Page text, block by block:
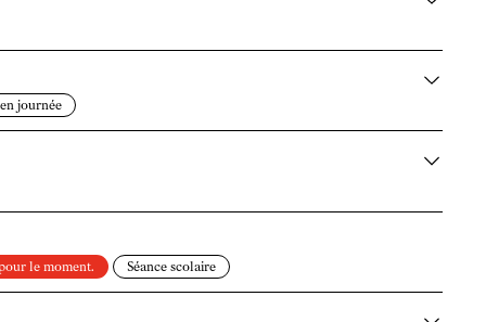
journée
le moment. Séance scolaire